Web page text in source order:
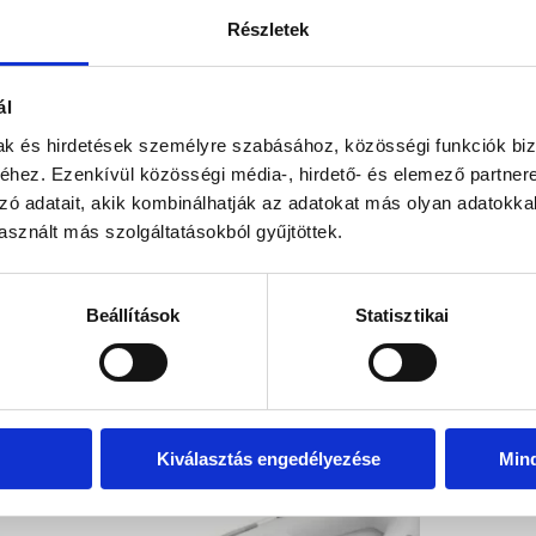
Részletek
és hirdetések személyre szabásához, közösségi funkciók
Ezenkívül közösségi média-, hirdető- és elemező
adatait, akik kombinálhatják az adatokat más olyan
más szolgáltatásokból gyűjtöttek.
Beállítások Statisztikai
Kiválasztás engedélyezése
Paraméterek
EZ IS ÉRDEKELHET